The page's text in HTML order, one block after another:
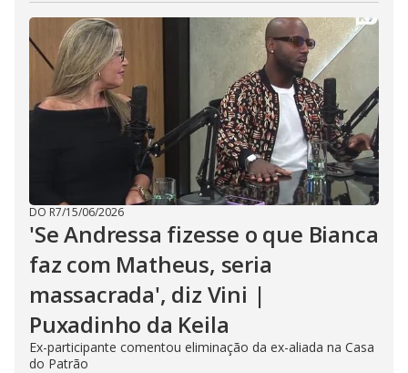
DO R7/15/06/2026
'Se Andressa fizesse o que Bianca
faz com Matheus, seria
massacrada', diz Vini |
Puxadinho da Keila
Ex-participante comentou eliminação da ex-aliada na Casa
do Patrão